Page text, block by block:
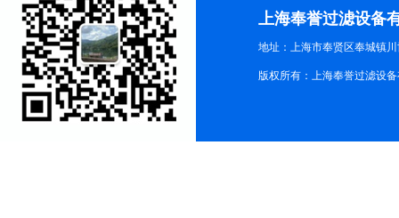
上海奉誉过滤设备
地址：上海市奉贤区奉城镇川
版权所有：上海奉誉过滤设